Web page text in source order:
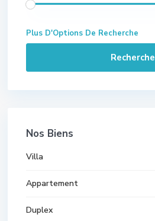
Plus D'Options De Recherche
Recherche
Nos Biens
Villa
Appartement
Duplex